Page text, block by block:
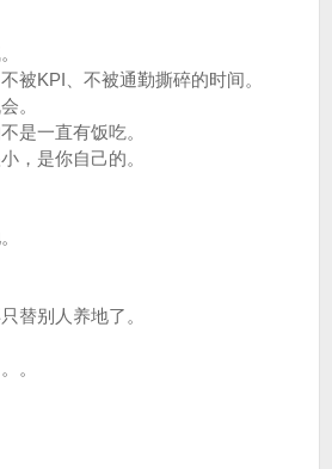
被KPI、不被通勤撕碎的时间。
。
是一直有饭吃。
，是你自己的。
替别人养地了。
。